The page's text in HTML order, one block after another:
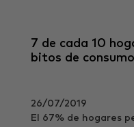
7 de cada 10
bitos de consumo
26/07/2019
El 67% de hogares